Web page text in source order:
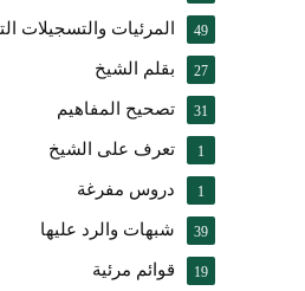
المرئيات والتسجيلات 49
بقلم الشيخ 27
تصحيح المفاهيم 31
تعرف على الشيخ 1
دروس مفرغة 1
شبهات والرد عليها 39
قوائم مرئية 19